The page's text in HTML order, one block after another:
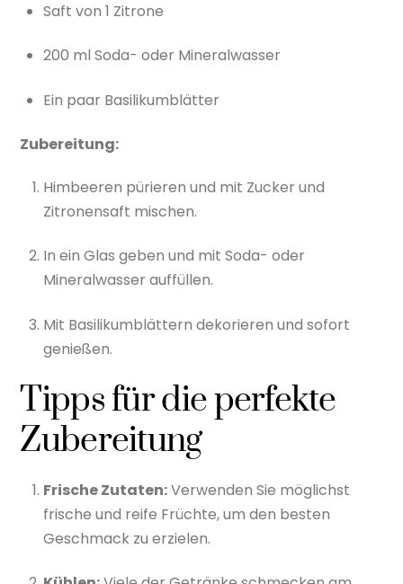
Saft von 1 Zitrone
200 ml Soda- oder Mineralwasser
Ein paar Basilikumblätter
Zubereitung:
Himbeeren pürieren und mit Zucker und
Zitronensaft mischen.
In ein Glas geben und mit Soda- oder
Mineralwasser auffüllen.
Mit Basilikumblättern dekorieren und sofort
genießen.
Tipps für die perfekte
Zubereitung
Frische Zutaten:Verwenden Sie möglichst
frische und reife Früchte, um den besten
Geschmack zu erzielen.